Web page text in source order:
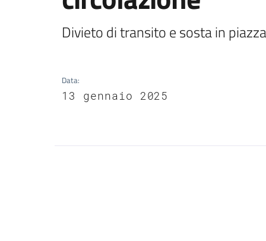
Divieto di transito e sosta in
Data:
13 gennaio 2025